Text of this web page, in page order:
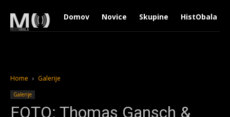
Domov Novice Skupine HistObala
Home Galerije
Galerije
FOTO: Thomas Gansch &